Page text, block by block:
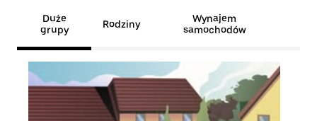
Duże
grupy
Rodziny
Wynajem
samochodów